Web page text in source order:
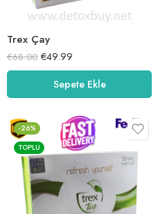
Trex Çay
€68.00 €49.99
Sepete Ekle
-26%
TOPLU